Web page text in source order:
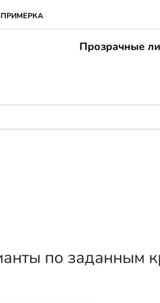
Прозрачные
по заданным